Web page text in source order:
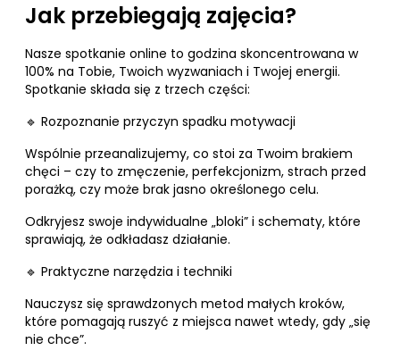
Jak przebiegają zajęcia?
Nasze spotkanie online to godzina skoncentrowana w
100% na Tobie, Twoich wyzwaniach i Twojej energii.
Spotkanie składa się z trzech części:
🔹 Rozpoznanie przyczyn spadku motywacji
Wspólnie przeanalizujemy, co stoi za Twoim brakiem
chęci – czy to zmęczenie, perfekcjonizm, strach przed
porażką, czy może brak jasno określonego celu.
Odkryjesz swoje indywidualne „bloki” i schematy, które
sprawiają, że odkładasz działanie.
🔹 Praktyczne narzędzia i techniki
Nauczysz się sprawdzonych metod małych kroków,
które pomagają ruszyć z miejsca nawet wtedy, gdy „się
nie chce”.